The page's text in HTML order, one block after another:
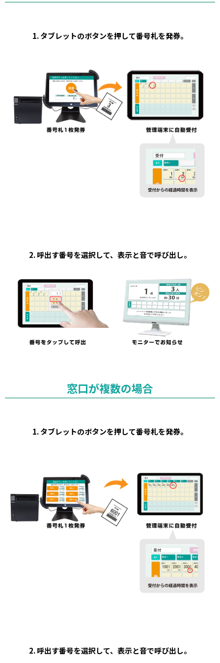
1. タブレットのボタンを押して番号札を発券。
2. 呼出す番号を選択して、表示と音で呼び出し。
窓口が複数の場合
1. タブレットのボタンを押して番号札を発券。
2. 呼出す番号を選択して、表示と音で呼び出し。